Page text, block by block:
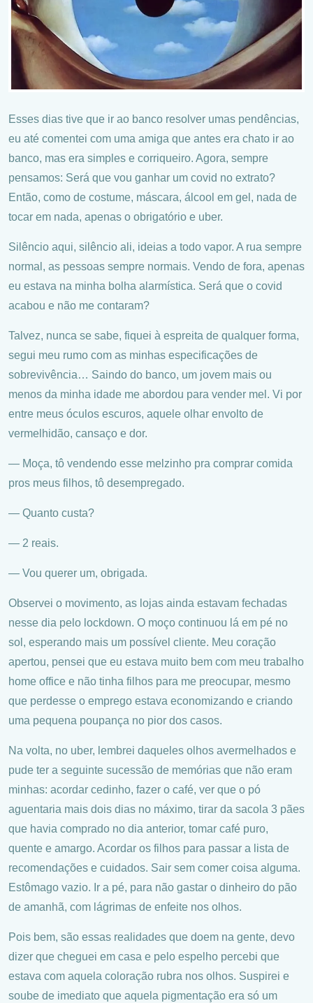
Esses dias tive que ir ao banco resolver umas pendências,
eu até comentei com uma amiga que antes era chato ir ao
banco, mas era simples e corriqueiro. Agora, sempre
pensamos: Será que vou ganhar um covid no extrato?
Então, como de costume, máscara, álcool em gel, nada de
tocar em nada, apenas o obrigatório e uber.
Silêncio aqui, silêncio ali, ideias a todo vapor. A rua sempre
normal, as pessoas sempre normais. Vendo de fora, apenas
eu estava na minha bolha alarmística. Será que o covid
acabou e não me contaram?
Talvez, nunca se sabe, fiquei à espreita de qualquer forma,
segui meu rumo com as minhas especificações de
sobrevivência… Saindo do banco, um jovem mais ou
menos da minha idade me abordou para vender mel. Vi por
entre meus óculos escuros, aquele olhar envolto de
vermelhidão, cansaço e dor.
― Moça, tô vendendo esse melzinho pra comprar comida
pros meus filhos, tô desempregado.
― Quanto custa?
― 2 reais.
― Vou querer um, obrigada.
Observei o movimento, as lojas ainda estavam fechadas
nesse dia pelo lockdown. O moço continuou lá em pé no
sol, esperando mais um possível cliente. Meu coração
apertou, pensei que eu estava muito bem com meu trabalho
home office e não tinha filhos para me preocupar, mesmo
que perdesse o emprego estava economizando e criando
uma pequena poupança no pior dos casos.
Na volta, no uber, lembrei daqueles olhos avermelhados e
pude ter a seguinte sucessão de memórias que não eram
minhas: acordar cedinho, fazer o café, ver que o pó
aguentaria mais dois dias no máximo, tirar da sacola 3 pães
que havia comprado no dia anterior, tomar café puro,
quente e amargo. Acordar os filhos para passar a lista de
recomendações e cuidados. Sair sem comer coisa alguma.
Estômago vazio. Ir a pé, para não gastar o dinheiro do pão
de amanhã, com lágrimas de enfeite nos olhos.
Pois bem, são essas realidades que doem na gente, devo
dizer que cheguei em casa e pelo espelho percebi que
estava com aquela coloração rubra nos olhos. Suspirei e
soube de imediato que aquela pigmentação era só um